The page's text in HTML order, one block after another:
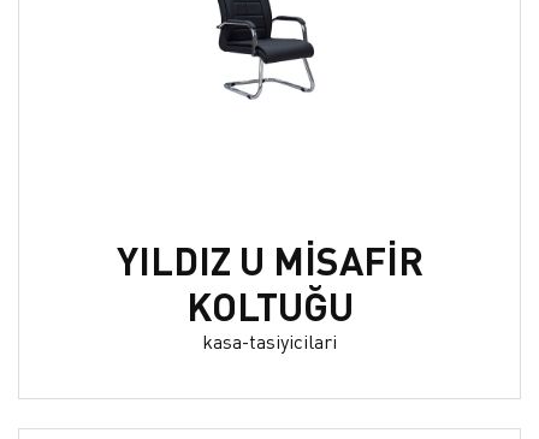
YILDIZ U MİSAFİR
KOLTUĞU
kasa-tasiyicilari